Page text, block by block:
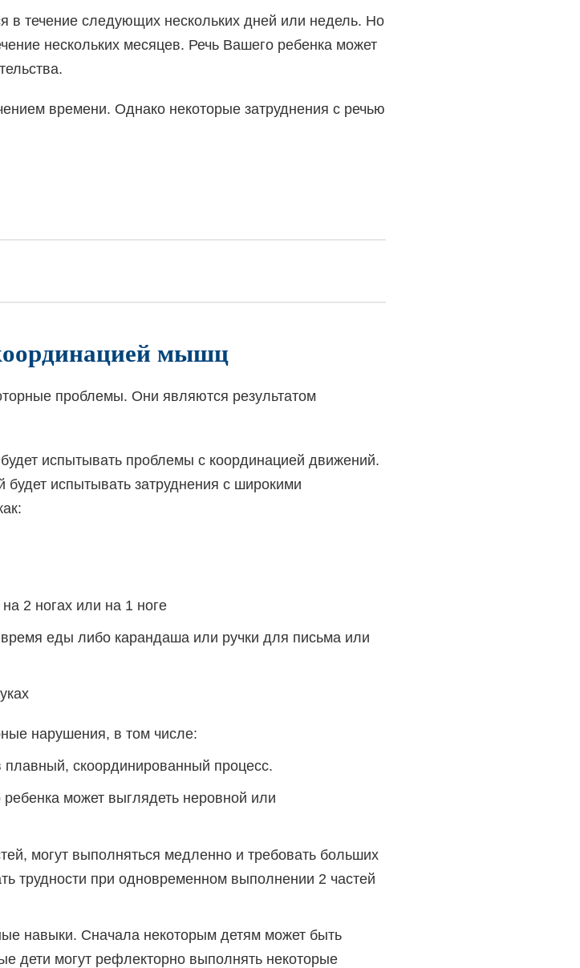
в течение следующих нескольких дней или недель. Но
нескольких месяцев. Речь Вашего ребенка может
времени. Однако некоторые затруднения с речью
мышц
проблемы. Они являются результатом
испытывать проблемы с координацией движений.
будет испытывать затруднения с широкими
2 ногах или на 1 ноге
еды либо карандаша или ручки для письма или
нарушения, в том числе:
скоординированный процесс.
может выглядеть неровной или
могут выполняться медленно и требовать больших
трудности при одновременном выполнении 2 частей
навыки. Сначала некоторым детям может быть
дети могут рефлекторно выполнять некоторые